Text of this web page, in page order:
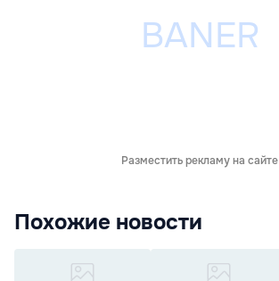
Разместить рекламу на сайте
Похожие новости